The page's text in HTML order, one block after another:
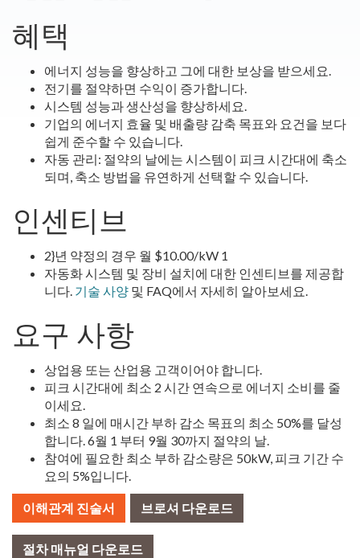
혜택
에너지 성능을 향상하고 그에 대한 보상을 받으세요.
전기를 절약하면 수익이 증가합니다.
시스템 성능과 생산성을 향상하세요.
기업의 에너지 효율 및 배출량 감축 목표와 요건을 보다
쉽게 준수할 수 있습니다.
자동 관리: 절약의 날에는 시스템이 피크 시간대에 축소
되며, 축소 방법을 유연하게 선택할 수 있습니다.
인센티브
2}년 약정의 경우 월 $10.00/kW 1
자동화 시스템 및 장비 설치에 대한 인센티브를 제공합
니다. 기술 사양 및 FAQ에서 자세히 알아보세요.
요구 사항
상업용 또는 산업용 고객이어야 합니다.
피크 시간대에 최소 2 시간 연속으로 에너지 소비를 줄
이세요.
최소 8 일에 매시간 부하 감소 목표의 최소 50%를 달성
합니다. 6월 1 부터 9월 30까지 절약의 날.
참여에 필요한 최소 부하 감소량은 50kW, 피크 기간 수
요의 5%입니다.
이해관계 진술서 브로셔 다운로드
절차 매뉴얼 다운로드